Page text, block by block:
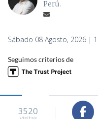
Perú.
Sábado 08 Agosto, 2026 |
Seguimos criterios de
3520